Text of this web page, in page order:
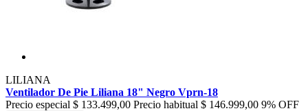
LILIANA
Ventilador De Pie Liliana 18" Negro Vprn-18
Precio especial $ 133.499,00 Precio habitual $ 146.999,00 9% OFF